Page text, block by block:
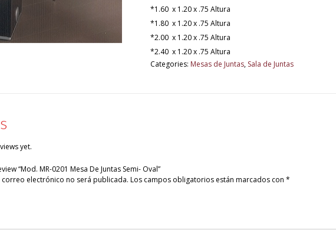
*1.60 x 1.20 x .75 Altura
*1.80 x 1.20 x .75 Altura
*2.00 x 1.20 x .75 Altura
*2.40 x 1.20 x .75 Altura
Categories: Mesas de Juntas, Sala de Juntas
yet.
“Mod. MR-0201 Mesa De Juntas Semi- Oval”
electrónico no será publicada. Los campos obligatorios están marcados con*